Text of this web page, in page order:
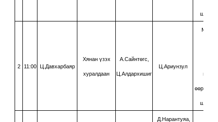
2 11:00 Ц.Давхарбаяр
Хянан үзэх
хуралдаан
А.Сайнтөгс,
Ц.Алдархишиг
Ц.Ариунзул
Д.Нарантуяа,